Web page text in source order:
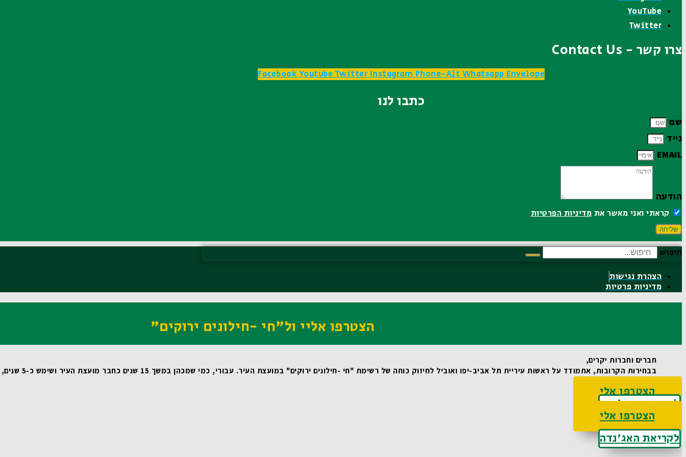
YouTube
Twitter
צרו קשר - Contact Us
FacebookYoutubeTwitterInstagramPhone-AltWhatsappEnvelope
כתבו לנו
שם
נייד
EMAIL
הודעה
קראתי ואני מאשר את מדיניות הפרטיות
שליחה
חיפוש
הצהרת נגישות
מדיניות פרטיות
הצטרפו אליי ול"חי -חילונים ירוקים"
חברים וחברות יקרים,
בבחירות הקרובות, אתמודד על ראשות עיריית תל אביב-יפו ואוביל לחיזוק כוחה של רשימת "חי -חילונים ירוקים" במועצת העיר. עבורי, כמי שמכהן במשך 15 שנים כחבר מועצת העיר ושימש כ-5 שנים, כסגן ראש העיר, מדובר במהלך טבעי ומתבקש. עבורי זאת משימת חיים!
הצטרפו אלי
לקריאת האג'נדה
הצטרפו אלי
לקריאת האג'נדה